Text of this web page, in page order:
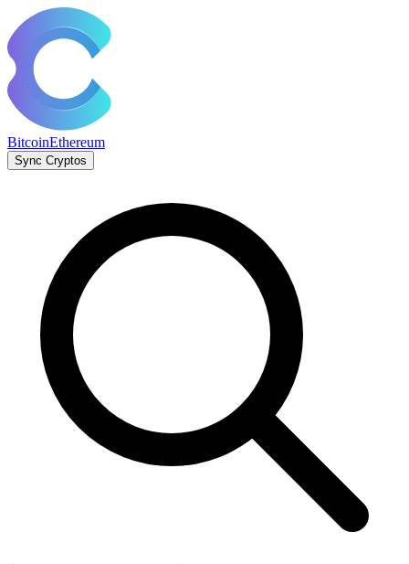
BitcoinEthereum
Sync Cryptos